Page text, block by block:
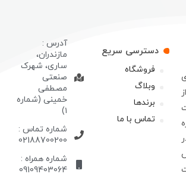
دسترسی سریع
فروشگاه
وبلاگ
برندها
تماس با ما
آدرس :
مازندران،
ساری، شهرک
صنعتی
مصطفی
خمینی (شماره
شماره تماس :
02188700200
شماره همراه :
09109403064